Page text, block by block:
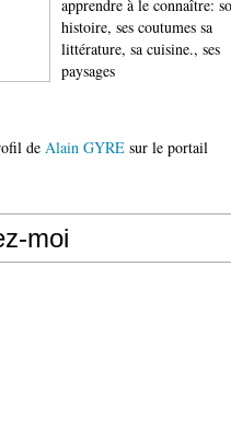
apprendre à le connaître:
histoire, ses coutumes sa
littérature, sa cuisine., ses
paysages
de Alain GYRE sur le portail
moi